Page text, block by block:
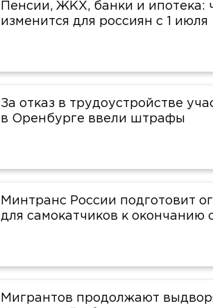
Пенсии, ЖКХ, банки и ипотека:
изменится для россиян с 1 июля
За отказ в трудоустройстве
в Оренбурге ввели штрафы
Минтранс России подготовит
для самокатчиков к окончанию
Мигрантов продолжают